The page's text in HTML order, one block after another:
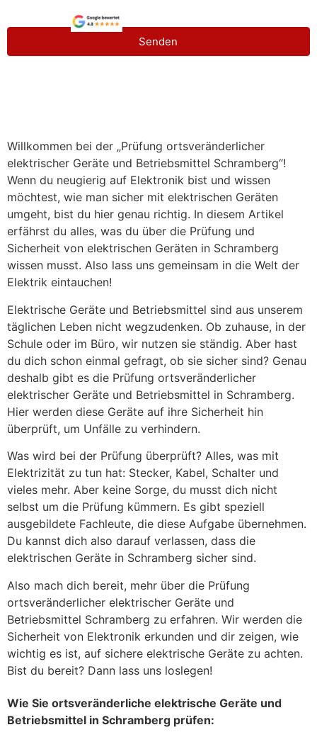
Senden
Willkommen bei der „Prüfung ortsveränderlicher
elektrischer Geräte und Betriebsmittel Schramberg“!
Wenn du neugierig auf Elektronik bist und wissen
möchtest, wie man sicher mit elektrischen Geräten
umgeht, bist du hier genau richtig. In diesem Artikel
erfährst du alles, was du über die Prüfung und
Sicherheit von elektrischen Geräten in Schramberg
wissen musst. Also lass uns gemeinsam in die Welt der
Elektrik eintauchen!
Elektrische Geräte und Betriebsmittel sind aus unserem
täglichen Leben nicht wegzudenken. Ob zuhause, in der
Schule oder im Büro, wir nutzen sie ständig. Aber hast
du dich schon einmal gefragt, ob sie sicher sind? Genau
deshalb gibt es die Prüfung ortsveränderlicher
elektrischer Geräte und Betriebsmittel in Schramberg.
Hier werden diese Geräte auf ihre Sicherheit hin
überprüft, um Unfälle zu verhindern.
Was wird bei der Prüfung überprüft? Alles, was mit
Elektrizität zu tun hat: Stecker, Kabel, Schalter und
vieles mehr. Aber keine Sorge, du musst dich nicht
selbst um die Prüfung kümmern. Es gibt speziell
ausgebildete Fachleute, die diese Aufgabe übernehmen.
Du kannst dich also darauf verlassen, dass die
elektrischen Geräte in Schramberg sicher sind.
Also mach dich bereit, mehr über die Prüfung
ortsveränderlicher elektrischer Geräte und
Betriebsmittel Schramberg zu erfahren. Wir werden die
Sicherheit von Elektronik erkunden und dir zeigen, wie
wichtig es ist, auf sichere elektrische Geräte zu achten.
Bist du bereit? Dann lass uns loslegen!
Wie Sie ortsveränderliche elektrische Geräte und
Betriebsmittel in Schramberg prüfen: